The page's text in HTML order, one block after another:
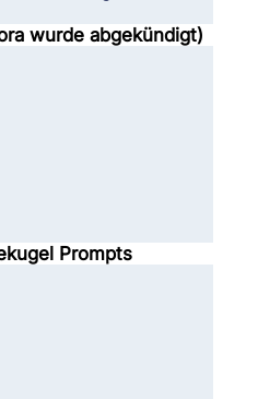
wurde abgekündigt)
Prompts